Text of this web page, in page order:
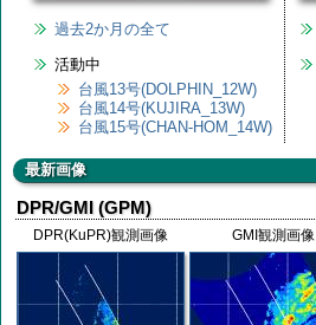
過去2か月の全て
活動中
台風13号(DOLPHIN_12W)
台風14号(KUJIRA_13W)
台風15号(CHAN-HOM_14W)
最新画像
DPR/GMI (GPM)
DPR(KuPR)観測画像 GMI観測画像